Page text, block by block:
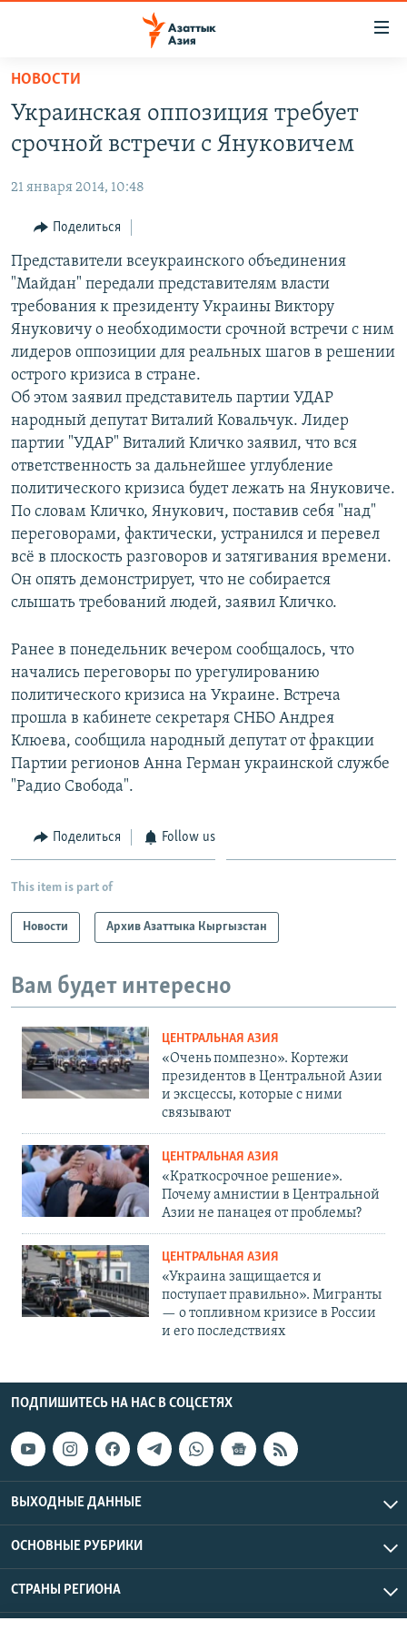
Вернуться
основному
содержанию
Вернутся
навигации
Вернутся
поиску
КАЗАХСТАН
УЗБЕКИСТАН
ТАДЖИКИСТАН
НОВОСТИ
ВОЙНА В УКРАИНЕ
НА ДРУГИХ ЯЗЫКАХ
ҚАЗАҚША
КЫРГЫЗЧА
ЎЗБЕКЧА
ТОҶИКӢ
TÜRKMENÇE
Все сайты РСЕ/РС
НОВОСТИ
Украинская оппозиция требует
срочной встречи с Януковичем
21 января 2014, 10:48
Поделиться
Представители всеукраинского объединения
"Майдан" передали представителям власти
требования к президенту Украины Виктору
Януковичу о необходимости срочной встречи с ним
лидеров оппозиции для реальных шагов в решении
острого кризиса в стране.
Об этом заявил представитель партии УДАР
народный депутат Виталий Ковальчук. Лидер
партии "УДАР" Виталий Кличко заявил, что вся
ответственность за дальнейшее углубление
политического кризиса будет лежать на Януковиче.
По словам Кличко, Янукович, поставив себя "над"
переговорами, фактически, устранился и перевел
всё в плоскость разговоров и затягивания времени.
Он опять демонстрирует, что не собирается
слышать требований людей, заявил Кличко.
Ранее в понедельник вечером сообщалось, что
начались переговоры по урегулированию
политического кризиса на Украине. Встреча
прошла в кабинете секретаря СНБО Андрея
Клюева, сообщила народный депутат от фракции
Партии регионов Анна Герман украинской службе
"Радио Свобода".
Поделиться Follow us
This item is part of
Новости Архив Азаттыка Кыргызстан
Вам будет интересно
ЦЕНТРАЛЬНАЯ АЗИЯ
«Очень помпезно». Кортежи
президентов в Центральной Азии
и эксцессы, которые с ними
связывают
ЦЕНТРАЛЬНАЯ АЗИЯ
«Краткосрочное решение».
Почему амнистии в Центральной
Азии не панацея от проблемы?
ЦЕНТРАЛЬНАЯ АЗИЯ
«Украина защищается и
поступает правильно». Мигранты
— о топливном кризисе в России
и его последствиях
ПОДПИШИТЕСЬ НА НАС В СОЦСЕТЯХ
ВЫХОДНЫЕ ДАННЫЕ
ОСНОВНЫЕ РУБРИКИ
СТРАНЫ РЕГИОНА